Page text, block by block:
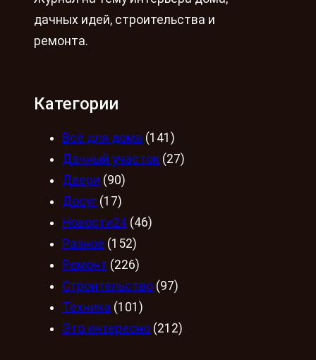
дачных идей, строительства и
ремонта.
Категории
Всё для дома (141)
Дачный участок (27)
Двери (90)
Досуг (17)
Новости24 (46)
Разное (152)
Ремонт (226)
Строительство (97)
Техника (101)
Это интересно (212)